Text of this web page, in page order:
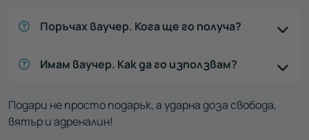
Поръчах ваучер. Кога ще го получа?
Имам ваучер. Как да го използвам?
Подари не просто подарък, а ударна доза свобода,
вятър и адреналин!